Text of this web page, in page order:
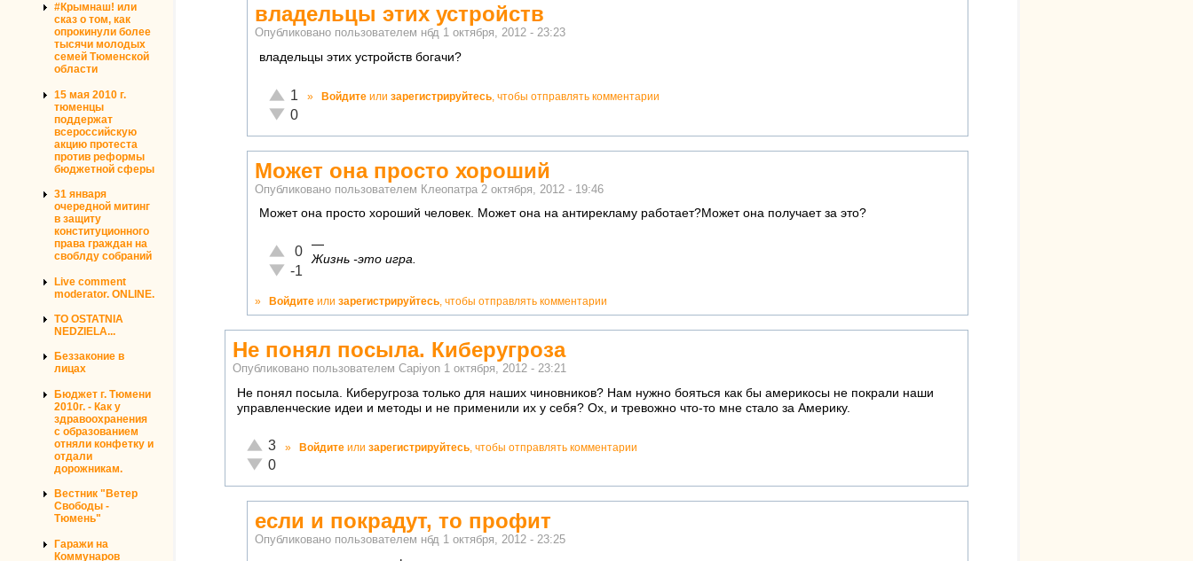
#Крымнаш! или
сказ о том, как
опрокинули более
тысячи молодых
семей Тюменской
области
15 мая 2010 г.
тюменцы
поддержат
всероссийскую
акцию протеста
против реформы
бюджетной сферы
31 января
очередной митинг
в защиту
конституционного
права граждан на
своблду собраний
Live comment
moderator. ONLINE.
TO OSTATNIA
NEDZIELA...
Беззаконие в
лицах
Бюджет г. Тюмени
2010г. - Как у
здравоохранения
с образованием
отняли конфетку и
отдали
дорожникам.
Вестник "Ветер
Свободы -
Тюмень"
Гаражи на
Коммунаров
владельцы этих устройств
Опубликовано пользователем нбд 1 октября, 2012 - 23:23
владельцы этих устройств богачи?
Отлично!
1
Неадекватно!
0
» Войдите или зарегистрируйтесь, чтобы отправлять комментарии
Может она просто хороший
Опубликовано пользователем Клеопатра 2 октября, 2012 - 19:46
Может она просто хороший человек. Может она на антирекламу работает?Может она получает за это?
Отлично!
0
Неадекватно!
-1
—
Жизнь -это игра.
» Войдите или зарегистрируйтесь, чтобы отправлять комментарии
Не понял посыла. Киберугроза
Опубликовано пользователем Capiyon 1 октября, 2012 - 23:21
Не понял посыла. Киберугроза только для наших чиновников? Нам нужно бояться как бы америкосы не покрали наши
управленческие идеи и методы и не применили их у себя? Ох, и тревожно что-то мне стало за Америку.
Отлично!
3
Неадекватно!
0
» Войдите или зарегистрируйтесь, чтобы отправлять комментарии
если и покрадут, то профит
Опубликовано пользователем нбд 1 октября, 2012 - 23:25